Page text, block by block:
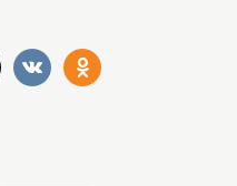
vkontakteodnoklassniki